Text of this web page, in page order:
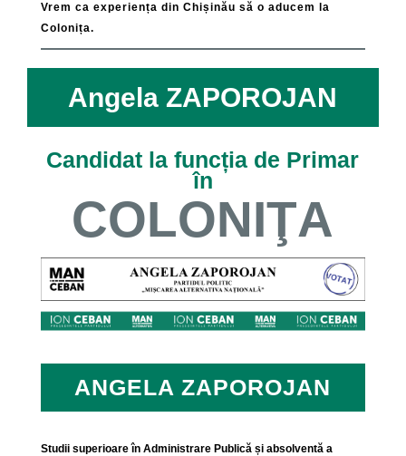
Vrem ca experiența din Chișinău să o aducem la
Colonița.
Angela ZAPOROJAN
Candidat la funcția de Primar
în
COLONIŢA
ANGELA ZAPOROJAN
Studii superioare în Administrare Publică și absolventă a